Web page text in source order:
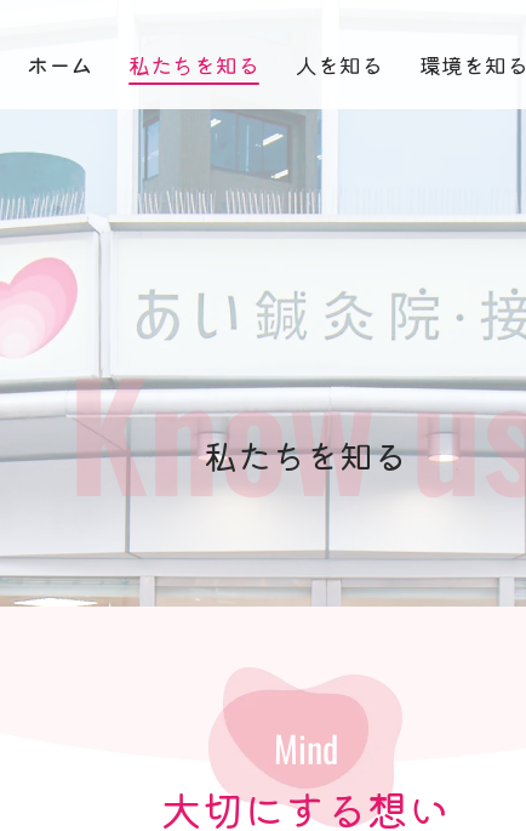
ホーム 私たちを知る 人を知る 環境を知る
Know
私たちを知る
Mind
大切にする想い